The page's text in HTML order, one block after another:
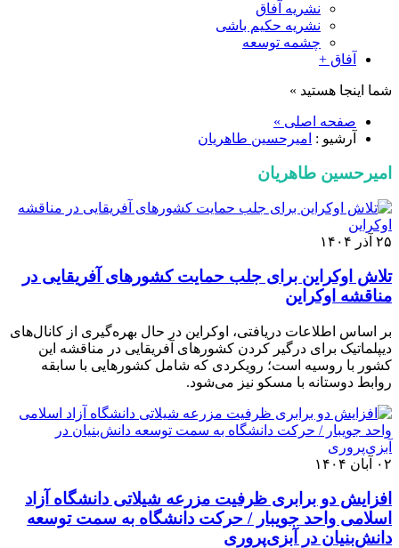
نشریه آفاق
نشریه حکیم باشی
چشمه توسعه
آفاق +
شما اینجا هستید »
صفحه اصلی »
آرشیو : امیرحسین طاهریان
امیرحسین طاهریان
۲۵ آذر ۱۴۰۴
تلاش اوکراین برای جلب حمایت کشورهای آفریقایی در
مناقشه اوکراین
بر اساس اطلاعات دریافتی، اوکراین در حال بهره‌گیری از کانال‌های
دیپلماتیک برای درگیر کردن کشورهای آفریقایی در مناقشه این
کشور با روسیه است؛ رویکردی که شامل کشورهایی با سابقه
روابط دوستانه با مسکو نیز می‌شود.
۰۲ آبان ۱۴۰۴
افزایش دو برابری ظرفیت مزرعه شیلاتی دانشگاه آزاد
اسلامی واحد جویبار / حرکت دانشگاه به سمت توسعه
دانش‌بنیان در آبزی‌پروری